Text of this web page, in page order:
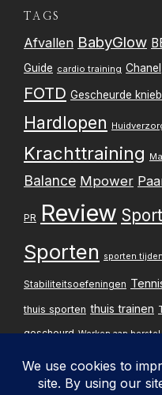
TAGS
Afvallen BabyGlow
Guide cardio training Chanel
FOTD Gescheurde
Hardlopen
Krachttraining
Balance Mpower
PR Review Sport
Sporten sporten
Stabiliteitsoefeningen
thuis sporten thuis trainen
gescheurd Werken aan herstel